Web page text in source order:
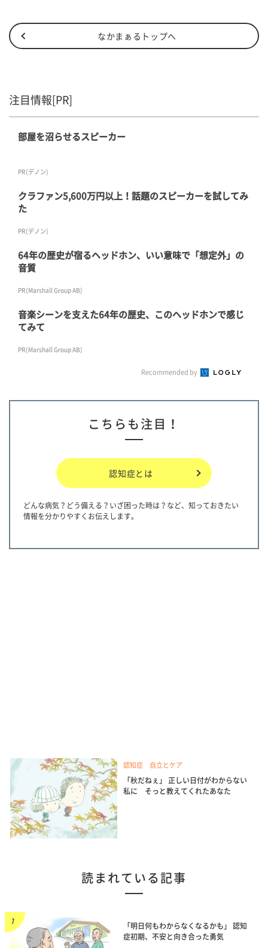
なかまぁるトップへ
注目情報[PR]
部屋を沼らせるスピーカー
PR(デノン)
クラファン5,600万円以上！話題のスピーカーを試してみ
た
PR(デノン)
64年の歴史が宿るヘッドホン、いい意味で「想定外」の
音質
PR(Marshall Group AB)
音楽シーンを支えた64年の歴史、このヘッドホンで感じ
てみて
PR(Marshall Group AB)
Recommended by
こちらも注目！
認知症とは
どんな病気？どう備える？いざ困った時は？など、知っておきたい
情報を分かりやすくお伝えします。
認知症 自立とケア
「秋だねぇ」 正しい日付がわからない
私に そっと教えてくれたあなた
読まれている記事
「明日何もわからなくなるかも」 認知
症初期、不安と向き合った勇気